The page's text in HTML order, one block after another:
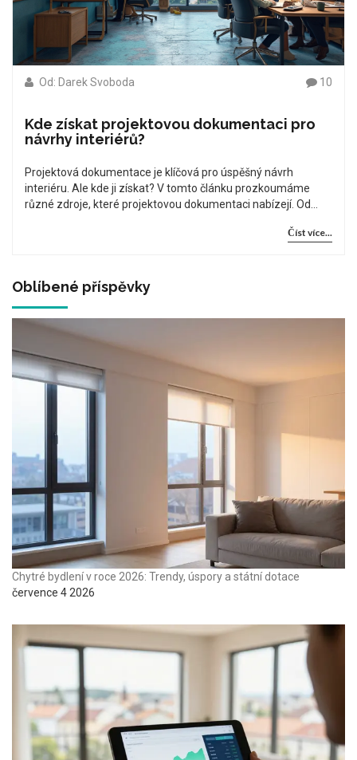
Od: Darek Svoboda 10
Kde získat projektovou dokumentaci pro
návrhy interiérů?
Projektová dokumentace je klíčová pro úspěšný návrh
interiéru. Ale kde ji získat? V tomto článku prozkoumáme
různé zdroje, které projektovou dokumentaci nabízejí. Od
představujeme praktické tipy a užitečné informace, jak se
Číst více...
Oblíbené příspěvky
Chytré bydlení v roce 2026: Trendy, úspory a státní dotace
července 4 2026